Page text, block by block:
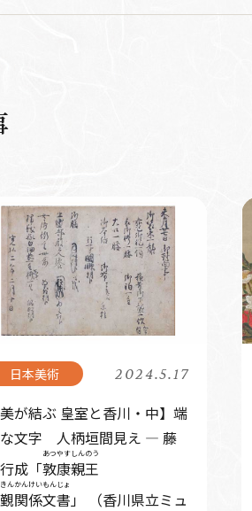
2024.5.17
美が結ぶ 皇室と香川・中】端
文字 人柄垣間見え ― 藤
成「敦康親王
あつやすしんのう
関係文書
んかんけいもんじょ
」 （香川県立ミュ